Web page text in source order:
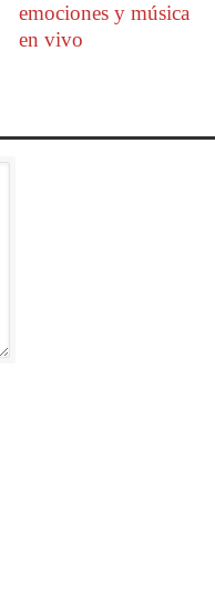
emociones y música
en vivo